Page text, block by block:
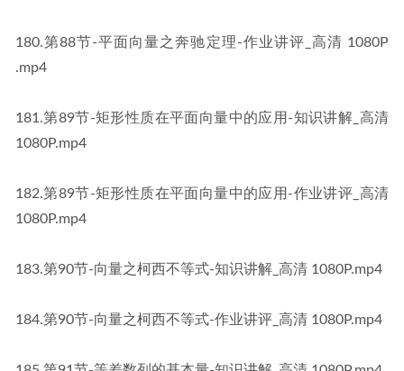
​180​.第88节-平面向量之奔驰定理-作业讲评_高清 1080P​​
.mp4
​181​.第89节-矩形性质在平面向量中的应用-知识讲解_高清
1080P​​.mp4
​182​.第89节-矩形性质在平面向量中的应用-作业讲评_高清
1080P​​.mp4
​183​.第90节-向量之柯西不等式-知识讲解_高清 1080P​​.mp4
​184​.第90节-向量之柯西不等式-作业讲评_高清 1080P​​.mp4